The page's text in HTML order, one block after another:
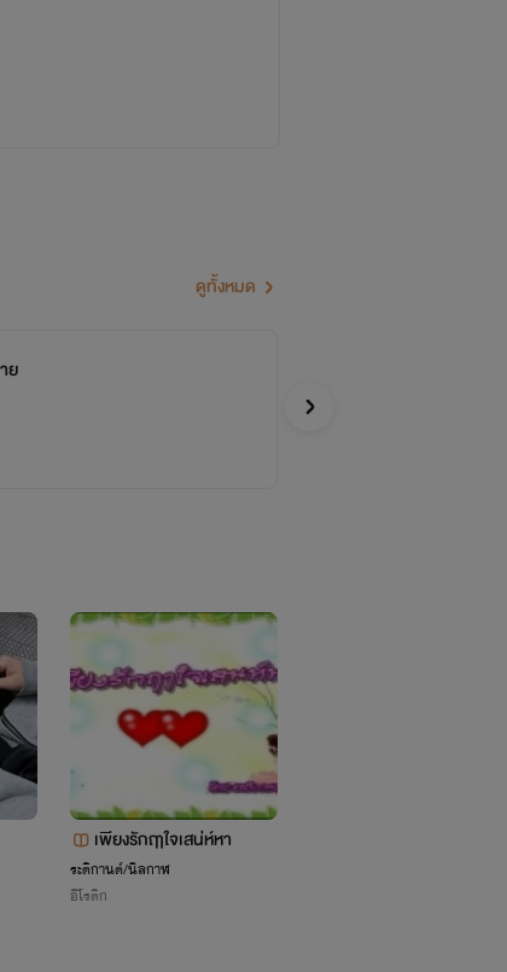
ดูทั้งหมด
ย
เพียงรักฤๅใจเสน่ห์หา
ระติกานต์/นิลกาฬ
อีโรติก